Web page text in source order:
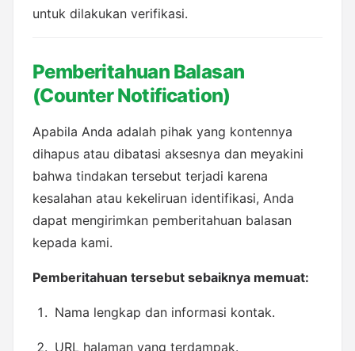
untuk dilakukan verifikasi.
Pemberitahuan Balasan
(Counter Notification)
Apabila Anda adalah pihak yang kontennya
dihapus atau dibatasi aksesnya dan meyakini
bahwa tindakan tersebut terjadi karena
kesalahan atau kekeliruan identifikasi, Anda
dapat mengirimkan pemberitahuan balasan
kepada kami.
Pemberitahuan tersebut sebaiknya memuat:
Nama lengkap dan informasi kontak.
URL halaman yang terdampak.